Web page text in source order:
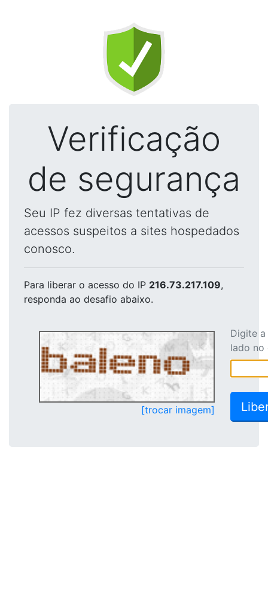
Verificação
de segurança
Seu IP fez diversas tentativas de
acessos suspeitos a sites hospedados
conosco.
Para liberar o acesso do IP 216.73.217.109,
responda ao desafio abaixo.
[trocar imagem]
Digite
lado no